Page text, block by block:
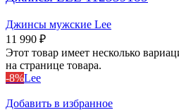
Джинсы мужские Lee
11 990 ₽
Этот товар имеет несколько
на странице товара.
-8%Lee
Добавить в избранное